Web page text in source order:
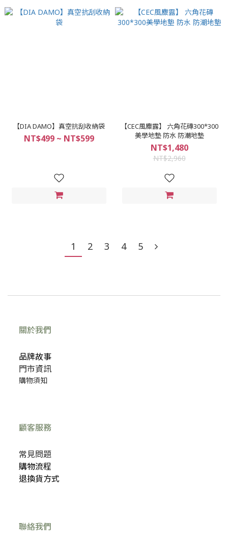
【DIA DAMO】真空抗刮收納袋
NT$499 ~ NT$599
【CEC風麋露】 六角花磚300*300
美學地墊 防水 防潮地墊
NT$1,480
NT$2,960
1 2 3 4 5
關於我們
品牌故事
門市資訊
購物須知
顧客服務
常見問題
購物流程
退換貨方式
聯絡我們